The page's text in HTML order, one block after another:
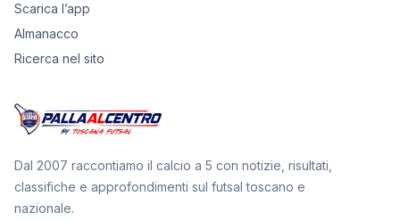
Scarica l’app
Almanacco
Ricerca nel sito
Dal 2007 raccontiamo il calcio a 5 con notizie, risultati,
classifiche e approfondimenti sul futsal toscano e
nazionale.